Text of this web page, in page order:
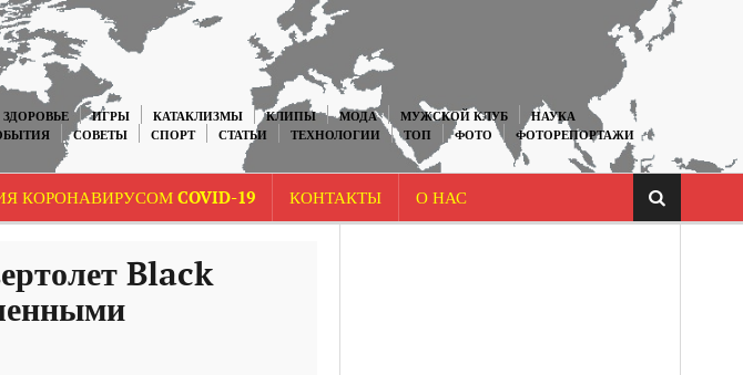
ЗДОРОВЬЕ ИГРЫ КАТАКЛИЗМЫ КЛИПЫ МОДА МУЖСКОЙ КЛУБ
НАУКА
СОВЕТЫ СПОРТ СТАТЬИ ТЕХНОЛОГИИ ТОП ФОТО
ФОТОРЕПОРТАЖИ
КОРОНАВИРУСОМ COVID-19 КОНТАКТЫ О НАС
Black